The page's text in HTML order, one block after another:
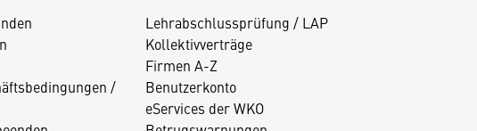
/
Lehrabschlussprüfung / LAP
Kollektivverträge
Firmen A-Z
Benutzerkonto
eServices der WKO